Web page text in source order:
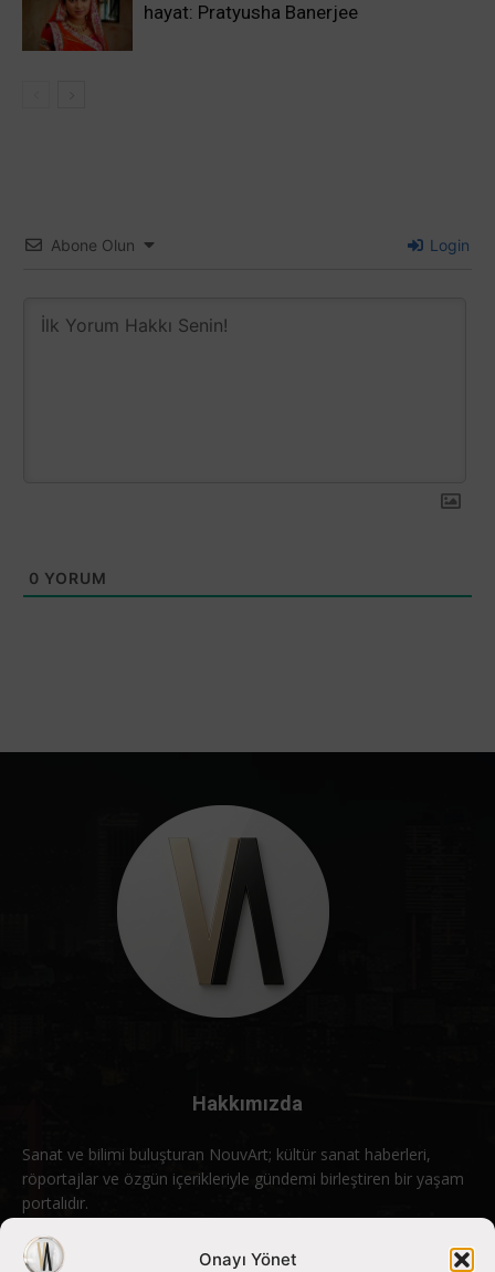
Onayı Yönet
hayat: Pratyusha Banerjee
Abone Olun Login
0 YORUM
Hakkımızda
Sanat ve bilimi buluşturan NouvArt; kültür sanat haberleri,
röportajlar ve özgün içerikleriyle gündemi birleştiren bir yaşam
portalıdır.
Bizimle iletişime geçin: info@nouvart.net